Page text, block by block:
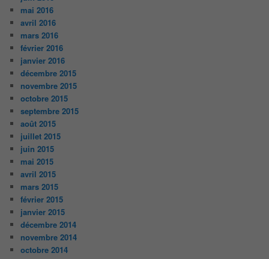
mai 2016
avril 2016
mars 2016
février 2016
janvier 2016
décembre 2015
novembre 2015
octobre 2015
septembre 2015
août 2015
juillet 2015
juin 2015
mai 2015
avril 2015
mars 2015
février 2015
janvier 2015
décembre 2014
novembre 2014
octobre 2014